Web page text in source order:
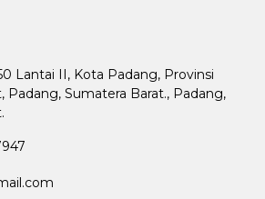
Lantai II, Kota Padang, Provinsi
Padang, Sumatera Barat., Padang,